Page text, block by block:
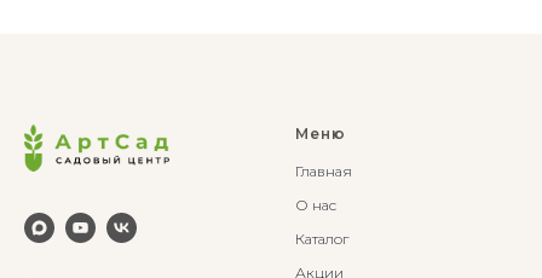
Меню
Главная
О нас
Каталог
Акции